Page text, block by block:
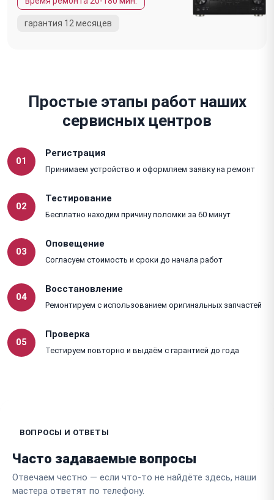
Простые этапы работ наших
сервисных центров
01
Регистрация
Принимаем устройство и оформляем заявку на ремонт
02
Тестирование
Бесплатно находим причину поломки за 60 минут
03
Оповещение
Согласуем стоимость и сроки до начала работ
04
Восстановление
Ремонтируем с использованием оригинальных запчастей
05
Проверка
Тестируем повторно и выдаём с гарантией до года
ВОПРОСЫ И ОТВЕТЫ
Часто задаваемые вопросы
Отвечаем честно — если что-то не найдёте здесь, наши
мастера ответят по телефону.